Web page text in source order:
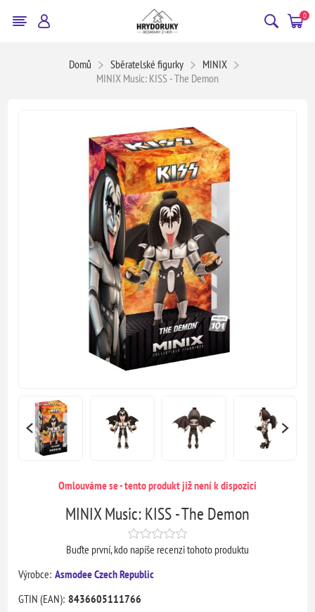
0
Domů Sběratelské figurky
MINIX
MINIX Music: KISS - The Demon
Omlouváme se - tento produkt již není k dispozici
MINIX Music: KISS - The Demon
Buďte první, kdo napíše recenzi tohoto produktu
Výrobce: Asmodee Czech Republic
GTIN (EAN): 8436605111766